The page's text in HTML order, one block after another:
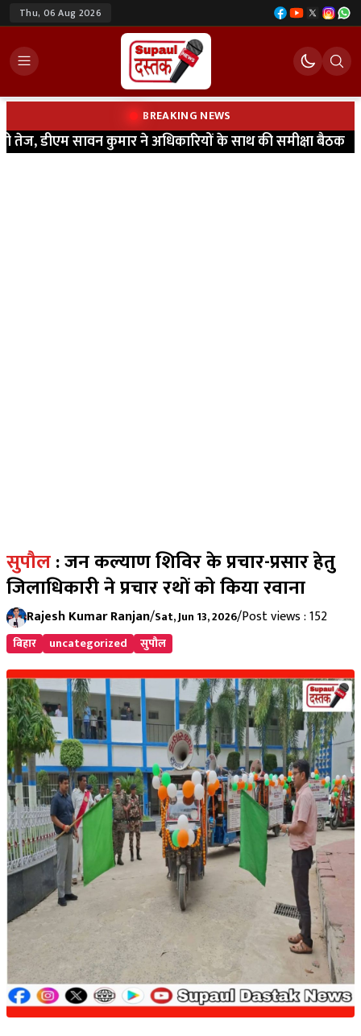
Thu, 06 Aug 2026
BREAKING NEWS
डीएम सावन कुमार ने अधिकारियों के साथ की समीक्षा बैठक |
सुपौल: जन कल्याण शिविर के प्रचार-प्रसार हेतु
जिलाधिकारी ने प्रचार रथों को किया रवाना
Rajesh Kumar Ranjan/Sat, Jun 13, 2026/Post views : 152
बिहार uncategorized सुपौल